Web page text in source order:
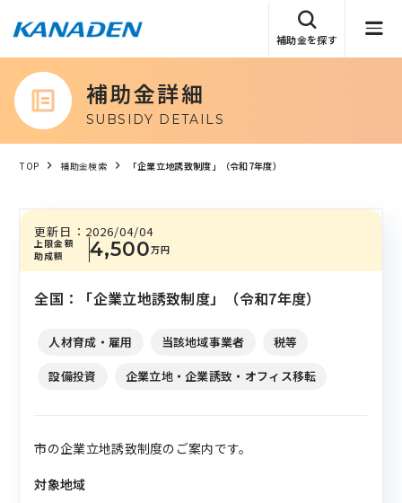
補助金を探す
補助金詳細
SUBSIDY DETAILS
TOP 補助金検索 「企業立地誘致制度」（令和7年度）
上限金額
助成額
4,500万円
更新日： 2026/04/04
全国：「企業立地誘致制度」（令和7年度）
人材育成・雇用 当該地域事業者
税等
設備投資
企業立地・企業誘致・オフィス移転
市の企業立地誘致制度のご案内です。
対象地域